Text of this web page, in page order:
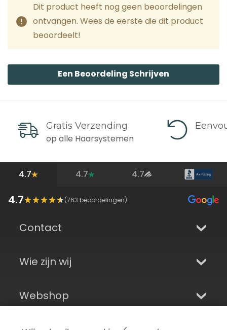
Dit product heeft nog geen beoordelingen
ontvangen. Wees de eerste die dit product
beoordeelt!
Een Beoordeling Schrijven
Gratis Verzending
op alle Haarsystemen
4.7 4.7 4.7
4.7 (763 beoordelingen)
Contact
Wie zijn wij
Webshop